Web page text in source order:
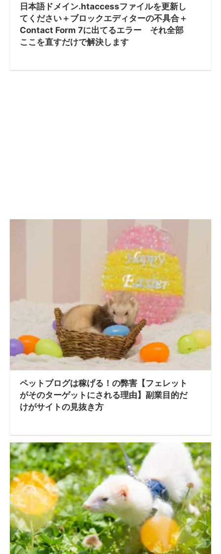
日本語ドメイン.htaccessファイルを更新し
てください＋ブロックエディターの不具合＋
Contact Form 7に出てるエラー それ全部
ここを直すだけで解決します
ペットブログは稼げる！の弊害【フェレット
がそのターゲットにされる理由】副業目的だ
けがサイトの見抜き方